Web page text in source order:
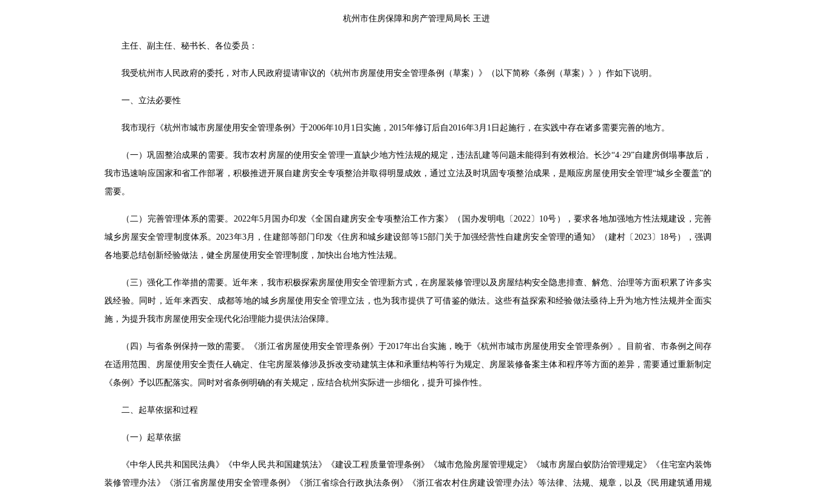
杭州市住房保障和房产管理局局长 王进
主任、副主任、秘书长、各位委员：
我受杭州市人民政府的委托，对市人民政府提请审议的《杭州市房屋使用安全管理条例（草案）》（以下简称《条例（草案）》）作如下说明。
一、立法必要性
我市现行《杭州市城市房屋使用安全管理条例》于2006年10月1日实施，2015年修订后自2016年3月1日起施行，在实践中存在诸多需要完善的地方。
（一）巩固整治成果的需要。我市农村房屋的使用安全管理一直缺少地方性法规的规定，违法乱建等问题未能得到有效根治。长沙“4·29”自建房倒塌事故后，
我市迅速响应国家和省工作部署，积极推进开展自建房安全专项整治并取得明显成效，通过立法及时巩固专项整治成果，是顺应房屋使用安全管理“城乡全覆盖”的
需要。
（二）完善管理体系的需要。2022年5月国办印发《全国自建房安全专项整治工作方案》（国办发明电〔2022〕10号），要求各地加强地方性法规建设，完善
城乡房屋安全管理制度体系。2023年3月，住建部等部门印发《住房和城乡建设部等15部门关于加强经营性自建房安全管理的通知》（建村〔2023〕18号），强调
各地要总结创新经验做法，健全房屋使用安全管理制度，加快出台地方性法规。
（三）强化工作举措的需要。近年来，我市积极探索房屋使用安全管理新方式，在房屋装修管理以及房屋结构安全隐患排查、解危、治理等方面积累了许多实
践经验。同时，近年来西安、成都等地的城乡房屋使用安全管理立法，也为我市提供了可借鉴的做法。这些有益探索和经验做法亟待上升为地方性法规并全面实
施，为提升我市房屋使用安全现代化治理能力提供法治保障。
（四）与省条例保持一致的需要。《浙江省房屋使用安全管理条例》于2017年出台实施，晚于《杭州市城市房屋使用安全管理条例》。目前省、市条例之间存
在适用范围、房屋使用安全责任人确定、住宅房屋装修涉及拆改变动建筑主体和承重结构等行为规定、房屋装修备案主体和程序等方面的差异，需要通过重新制定
《条例》予以匹配落实。同时对省条例明确的有关规定，应结合杭州实际进一步细化，提升可操作性。
二、起草依据和过程
（一）起草依据
《中华人民共和国民法典》《中华人民共和国建筑法》《建设工程质量管理条例》《城市危险房屋管理规定》《城市房屋白蚁防治管理规定》《住宅室内装饰
装修管理办法》《浙江省房屋使用安全管理条例》《浙江省综合行政执法条例》《浙江省农村住房建设管理办法》等法律、法规、规章，以及《民用建筑通用规